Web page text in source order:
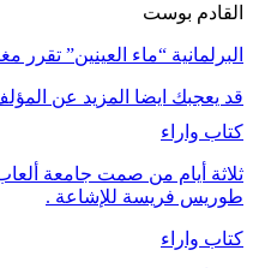
القادم بوست
البرلمانية “ماء العينين” تقرر
قد يعجبك ايضا المزيد عن
كتاب واراء
ثلاثة أيام من صمت جامعة
طوريس فريسة للإشاعة .
كتاب واراء